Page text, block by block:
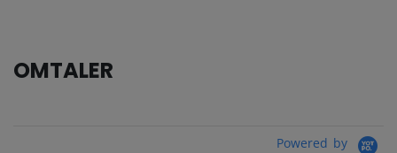
OMTALER
Powered by